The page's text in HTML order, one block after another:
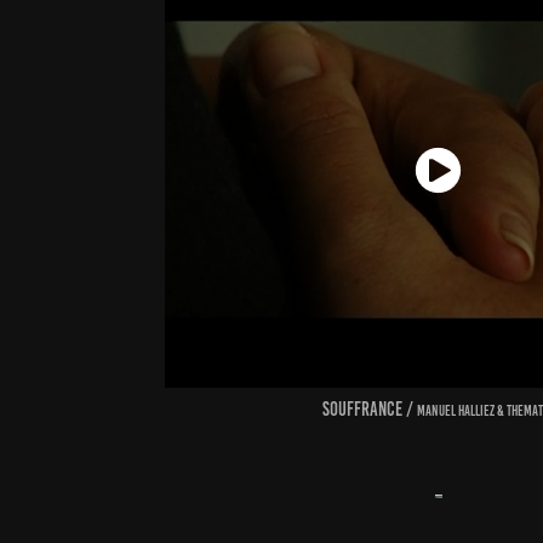
souffrance /manuel Halliez &